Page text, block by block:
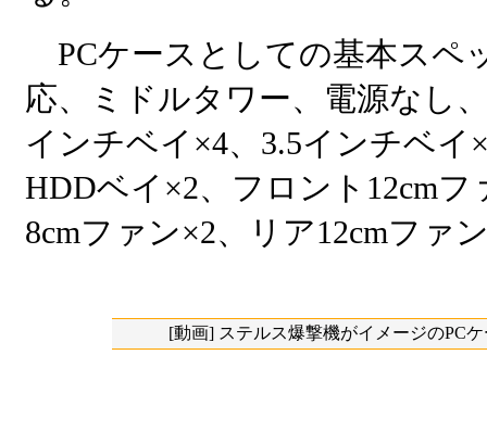
PCケースとしての基本スペ
応、ミドルタワー、電源なし
インチベイ×4、3.5インチベイ
HDDベイ×2、フロント12cmフ
8cmファン×2、リア12cmファ
[動画] ステルス爆撃機がイメージのPCケ